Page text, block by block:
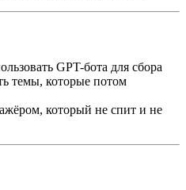
GPT-бота для сбора
темы, которые потом
который не спит и не